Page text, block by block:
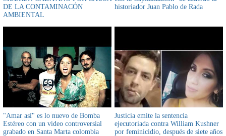
DE LA CONTAMINACÓN
AMBIENTAL
historiador Juan Pablo de Rada
"Amar así" es lo nuevo de Bomba
Estéreo con un video controversial
grabado en Santa Marta colombia
Justicia emite la sentencia
ejecutoriada contra William Kushner
por feminicidio, después de siete años